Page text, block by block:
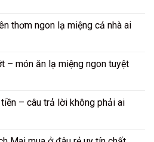
thơm ngon lạ miệng cả nhà ai
– món ăn lạ miệng ngon tuyệt
– câu trả lời không phải ai